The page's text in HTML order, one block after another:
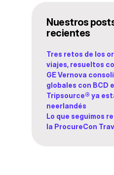
Nuestros
recientes
Tres retos de los
viajes, resueltos
GE Vernova
globales con BCD
Tripsource® ya
neerlandés
Lo que seguimos
la ProcureCon